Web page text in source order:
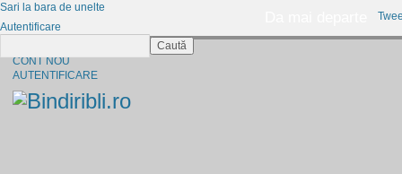
CONT NOU
AUTENTIFICARE
Sari la bara de unelte
Autentificare
Caută